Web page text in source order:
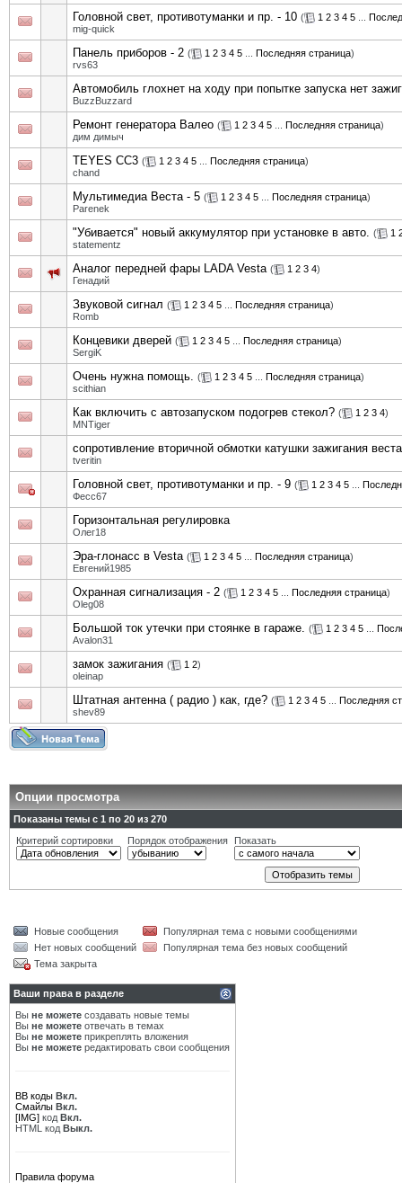
Головной свет, противотуманки и пр. - 10 ( 1 2 3 4 5
mig-quick
Панель приборов - 2 ( 1 2 3 4 5 Последняя страница)
rvs63
Автомобиль глохнет на ходу при попытке запуска нет
BuzzBuzzard
Ремонт генератора Валео ( 1 2 3 4 5 Последняя страница)
дим димыч
TEYES CC3 ( 1 2 3 4 5 Последняя страница)
chand
Мультимедиа Веста - 5 ( 1 2 3 4 5 Последняя страница)
Parenek
"Убивается" новый аккумулятор при установке в авто. ( 1
statementz
Аналог передней фары LADA Vesta ( 1 2 3 4)
Генадий
Звуковой сигнал ( 1 2 3 4 5 Последняя страница)
Romb
Концевики дверей ( 1 2 3 4 5 Последняя страница)
SergiK
Очень нужна помощь. ( 1 2 3 4 5 Последняя страница)
scithian
Как включить с автозапуском подогрев стекол? ( 1 2 3 4)
MNTiger
сопротивление вторичной обмотки катушки зажигания веста
tveritin
Головной свет, противотуманки и пр. - 9 ( 1 2 3 4 5
Фесс67
Горизонтальная регулировка
Олег18
Эра-глонасс в Vesta ( 1 2 3 4 5 Последняя страница)
Евгений1985
Охранная сигнализация - 2 ( 1 2 3 4 5 Последняя страница)
Oleg08
Большой ток утечки при стоянке в гараже. ( 1 2 3 4 5
Avalon31
замок зажигания ( 1 2)
oleinap
Штатная антенна ( радио ) как, где? ( 1 2 3 4 5
Последняя
shev89
Опции просмотра
Показаны темы с 1 по 20 из 270
Критерий сортировки
Порядок отображения Показать
Новые сообщения
Популярная тема с новыми сообщениями
Нет новых сообщений
Популярная тема без новых сообщений
Тема закрыта
Ваши права в разделе
Вы не можете создавать новые темы
Вы не можете отвечать в темах
Вы не можете прикреплять вложения
Вы не можете редактировать свои сообщения
BB коды Вкл.
Смайлы Вкл.
[IMG] код Вкл.
HTML код Выкл.
Правила форума